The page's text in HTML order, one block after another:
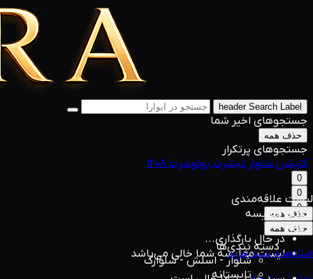
header Search Label
جستجوهای اخیر شما
حذف همه
جستجوهای پرتکرار
کاپشنشلوارتیشرتپولوشرت1208
0
لیست علاقه‌مندی
حذف همه
در حال بارگذاری...
0
لیست مقایسه
حذف همه
لیست مقایسه شما خالی می‌باشد
0
مشاهده سبد خرید
دسته بندی‌ها
شلوار - اسلش - شلوارک
تابستانه